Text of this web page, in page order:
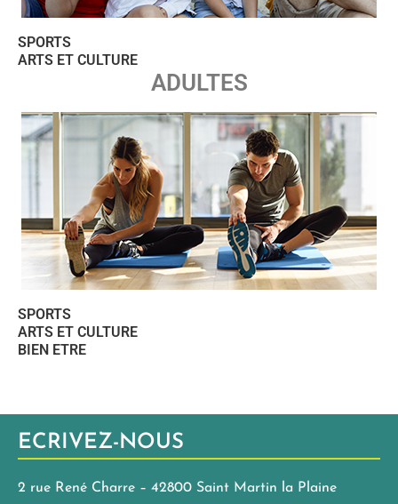
SPORTS
ARTS ET CULTURE
ADULTES
SPORTS
ARTS ET CULTURE
BIEN ETRE
ECRIVEZ-NOUS
2 rue René Charre – 42800 Saint Martin la Plaine